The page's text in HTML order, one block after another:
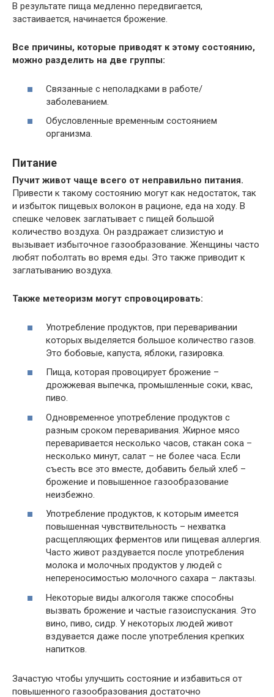
В результате пища медленно передвигается,
застаивается, начинается брожение.
Все причины, которые приводят к этому состоянию,
можно разделить на две группы:
Связанные с неполадками в работе/
заболеванием.
Обусловленные временным состоянием
организма.
Питание
Пучит живот чаще всего от неправильно питания.
Привести к такому состоянию могут как недостаток, так
и избыток пищевых волокон в рационе, еда на ходу. В
спешке человек заглатывает с пищей большой
количество воздуха. Он раздражает слизистую и
вызывает избыточное газообразование. Женщины часто
любят поболтать во время еды. Это также приводит к
заглатыванию воздуха.
Также метеоризм могут спровоцировать:
Употребление продуктов, при переваривании
которых выделяется большое количество газов.
Это бобовые, капуста, яблоки, газировка.
Пища, которая провоцирует брожение –
дрожжевая выпечка, промышленные соки, квас,
пиво.
Одновременное употребление продуктов с
разным сроком переваривания. Жирное мясо
переваривается несколько часов, стакан сока –
несколько минут, салат – не более часа. Если
съесть все это вместе, добавить белый хлеб –
брожение и повышенное газообразование
неизбежно.
Употребление продуктов, к которым имеется
повышенная чувствительность – нехватка
расщепляющих ферментов или пищевая аллергия.
Часто живот раздувается после употребления
молока и молочных продуктов у людей с
непереносимостью молочного сахара – лактазы.
Некоторые виды алкоголя также способны
вызвать брожение и частые газоиспускания. Это
вино, пиво, сидр. У некоторых людей живот
вздувается даже после употребления крепких
напитков.
Зачастую чтобы улучшить состояние и избавиться от
повышенного газообразования достаточно